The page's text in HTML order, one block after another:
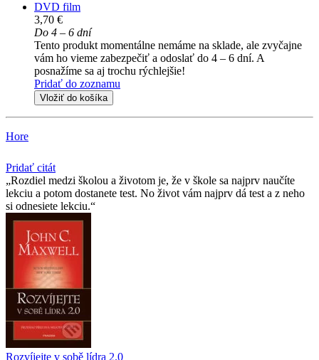
DVD film
3,70 €
Do 4 – 6 dní
Tento produkt momentálne nemáme na sklade, ale zvyčajne
vám ho vieme zabezpečiť a odoslať do 4 – 6 dní. A
posnažíme sa aj trochu rýchlejšie!
Pridať do zoznamu
Vložiť do košíka
Hore
Pridať citát
Rozdiel medzi školou a životom je, že v škole sa najprv naučíte
lekciu a potom dostanete test. No život vám najprv dá test a z neho
si odnesiete lekciu.
Rozvíjejte v sobě lídra 2.0